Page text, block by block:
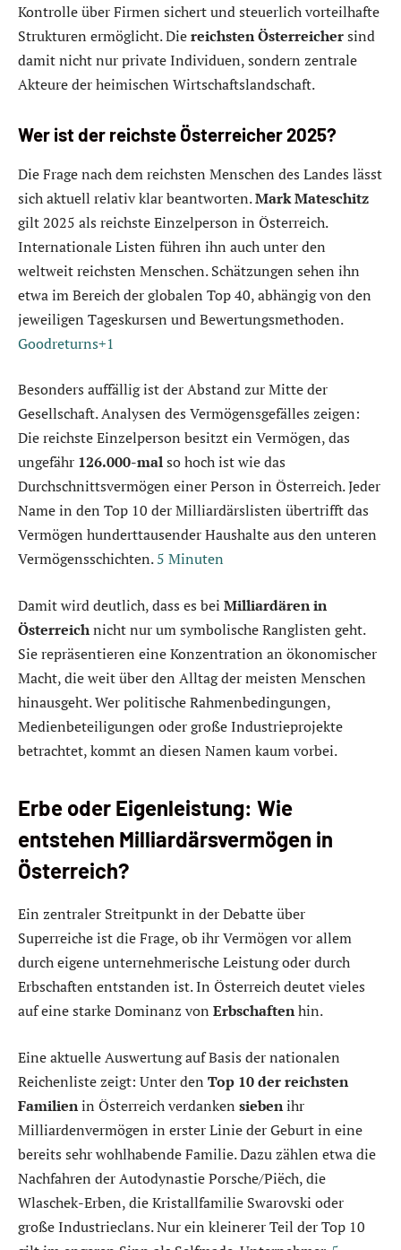
Kontrolle über Firmen sichert und steuerlich vorteilhafte
Strukturen ermöglicht. Diereichsten Österreichersind
damit nicht nur private Individuen, sondern zentrale
Akteure der heimischen Wirtschaftslandschaft.
Wer ist der reichste Österreicher 2025?
Die Frage nach dem reichsten Menschen des Landes lässt
sich aktuell relativ klar beantworten.Mark Mateschitz
gilt 2025 als reichste Einzelperson in Österreich.
Internationale Listen führen ihn auch unter den
weltweit reichsten Menschen. Schätzungen sehen ihn
etwa im Bereich der globalen Top 40, abhängig von den
jeweiligen Tageskursen und Bewertungsmethoden.
Goodreturns+1
Besonders auffällig ist der Abstand zur Mitte der
Gesellschaft. Analysen des Vermögensgefälles zeigen:
Die reichste Einzelperson besitzt ein Vermögen, das
ungefähr 126.000-malso hoch ist wie das
Durchschnittsvermögen einer Person in Österreich. Jeder
Name in den Top 10 der Milliardärslisten übertrifft das
Vermögen hunderttausender Haushalte aus den unteren
Vermögensschichten.5 Minuten
Damit wird deutlich, dass es bei Milliardären in
Österreichnicht nur um symbolische Ranglisten geht.
Sie repräsentieren eine Konzentration an ökonomischer
Macht, die weit über den Alltag der meisten Menschen
hinausgeht. Wer politische Rahmenbedingungen,
Medienbeteiligungen oder große Industrieprojekte
betrachtet, kommt an diesen Namen kaum vorbei.
Erbe oder Eigenleistung: Wie
entstehen Milliardärsvermögen in
Österreich?
Ein zentraler Streitpunkt in der Debatte über
Superreiche ist die Frage, ob ihr Vermögen vor allem
durch eigene unternehmerische Leistung oder durch
Erbschaften entstanden ist. In Österreich deutet vieles
auf eine starke Dominanz von Erbschaftenhin.
Eine aktuelle Auswertung auf Basis der nationalen
Reichenliste zeigt: Unter den Top 10 der reichsten
Familienin Österreich verdanken siebenihr
Milliardenvermögen in erster Linie der Geburt in eine
bereits sehr wohlhabende Familie. Dazu zählen etwa die
Nachfahren der Autodynastie Porsche/Piëch, die
Wlaschek-Erben, die Kristallfamilie Swarovski oder
große Industrieclans. Nur ein kleinerer Teil der Top 10